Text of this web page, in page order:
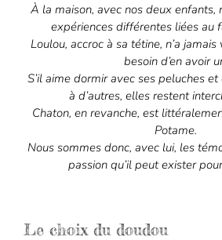
À la maison, avec nos deux enfants,
expériences différentes liées au
Loulou, accroc à sa tétine, n’a
besoin d’en avoir
S’il aime dormir avec ses peluches
à d’autres, elles restent
Chaton, en revanche, est
Potame.
Nous sommes donc, avec lui, les
passion qu’il peut exister
Le choix du doudou